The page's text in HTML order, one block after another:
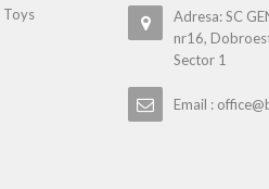
Toys
Adresa: SC
nr16,
Sector 1
Email :